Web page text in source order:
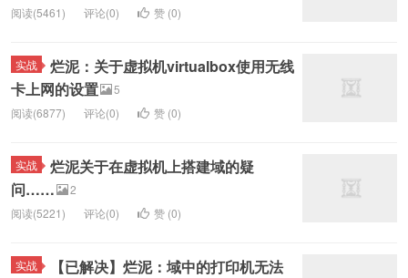
阅读(5461)
评论(0) 赞 (0)
实战
烂泥：关于虚拟机virtualbox使用无线
卡上网的设置
5
阅读(6877)
评论(0) 赞 (0)
实战
烂泥关于在虚拟机上搭建域的疑
问……
2
阅读(5221)
评论(0) 赞 (0)
实战
【已解决】烂泥：域中的打印机无法